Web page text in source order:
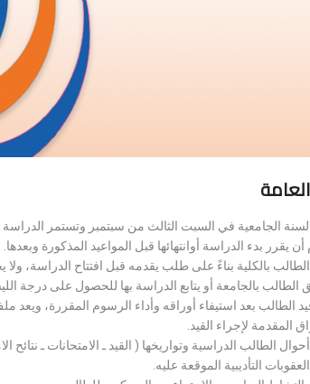
السنة الجامعية في السبت الثالث من سبتمبر وتستمر
أن يقرر بدء الدراسة أوانتهائها قبل المواعيد المذكورة وبعدها.
الطالب بالكلية بناءً على طلب يقدمه قبل افتتاح الدراسة،
الطالب بالجامعة أو يتابع الدراسة بها للحصول على درجة
الطالب بعد استيفاء أوراقه وأداء الرسوم المقررة،
المقدمة لإجراء القيد.
الطالب الدراسية وتواريخها ( القيد ـ الامتحانات ـ نتائح
التأديبية الموقعة عليه.